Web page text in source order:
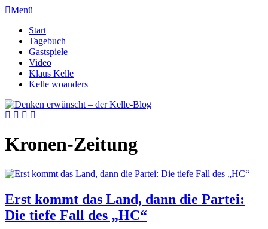
Menü
Start
Tagebuch
Gastspiele
Video
Klaus Kelle
Kelle woanders
Kronen-Zeitung
Erst kommt das Land, dann die Partei:
Die tiefe Fall des „HC“